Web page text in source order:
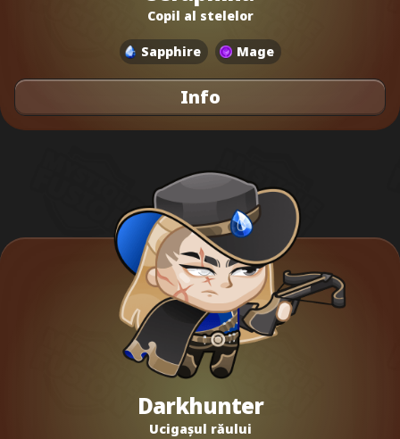
Copil al stelelor
Sapphire Mage
Info
Darkhunter
Ucigașul răului